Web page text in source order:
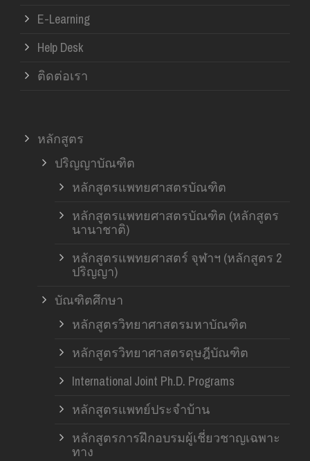
E-Learning
Help Desk
ติดต่อเรา
หลักสูตร
ปริญญาบัณฑิต
หลักสูตรแพทยศาสตรบัณฑิต
หลักสูตรแพทยศาสตรบัณฑิต (หลักสูตร
นานาชาติ)
หลักสูตรแพทยศาสตร์ จุฬาฯ (หลักสูตร 2
ปริญญา)
บัณฑิตศึกษา
หลักสูตรวิทยาศาสตรมหาบัณฑิต
หลักสูตรวิทยาศาสตรดุษฎีบัณฑิต
International Joint Ph.D. Programs
หลักสูตรแพทย์ประจำบ้าน
หลักสูตรการฝึกอบรมผู้เชี่ยวชาญเฉพาะ
ทาง